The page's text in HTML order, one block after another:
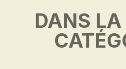
DANS